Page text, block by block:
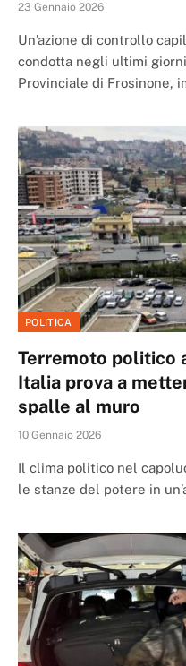
23 Gennaio 2026
Un’azione di controllo
condotta negli ultimi
Provinciale di Frosinone,
POLITICA
Terremoto politico
Italia prova a
spalle al muro
10 Gennaio 2026
Il clima politico nel
le stanze del potere in